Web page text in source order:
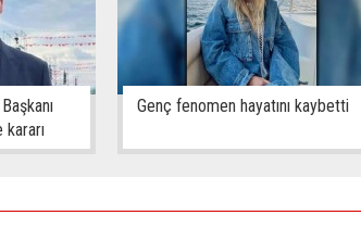
kararı
Genç fenomen hayatını kaybetti